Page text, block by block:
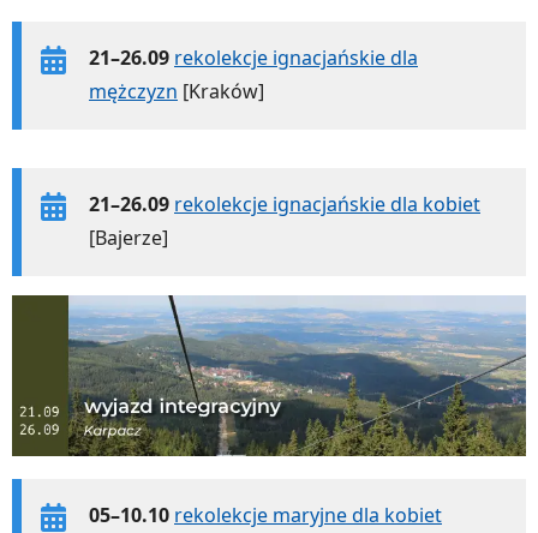
21–26.09 rekolekcje ignacjańskie dla
mężczyzn [Kraków]
21–26.09 rekolekcje ignacjańskie dla kobiet
[Bajerze]
05–10.10 rekolekcje maryjne dla kobiet